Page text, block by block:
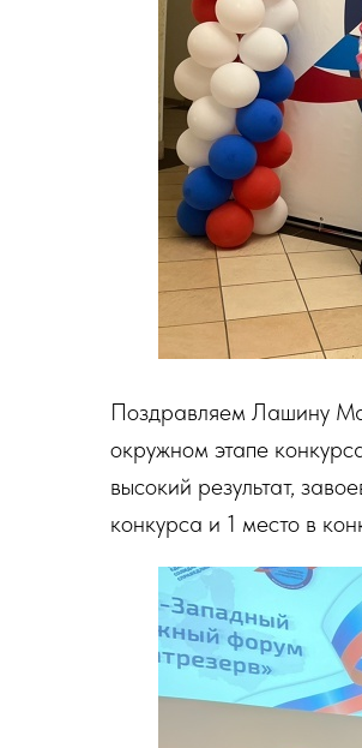
Поздравляем Лашину
окружном этапе
высокий результат,
конкурса и 1 место в